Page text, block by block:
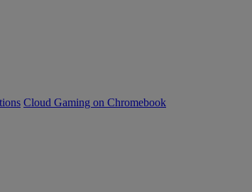
Cloud Gaming on Chromebook